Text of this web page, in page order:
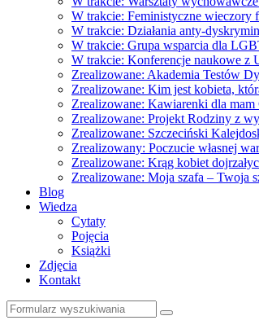
W trakcie: Feministyczne wieczory
W trakcie: Działania anty-
W trakcie: Grupa wsparcia dla
W trakcie: Konferencje naukowe z
Zrealizowane: Akademia Testów
Zrealizowane: Kim jest kobieta,
Zrealizowane: Kawiarenki dla mam
Zrealizowane: Projekt Rodziny z
Zrealizowane: Szczeciński
Zrealizowany: Poczucie własnej
Zrealizowane: Krąg kobiet
Zrealizowane: Moja szafa – Twoja
Blog
Wiedza
Cytaty
Pojęcia
Książki
Zdjęcia
Kontakt
Szukaj